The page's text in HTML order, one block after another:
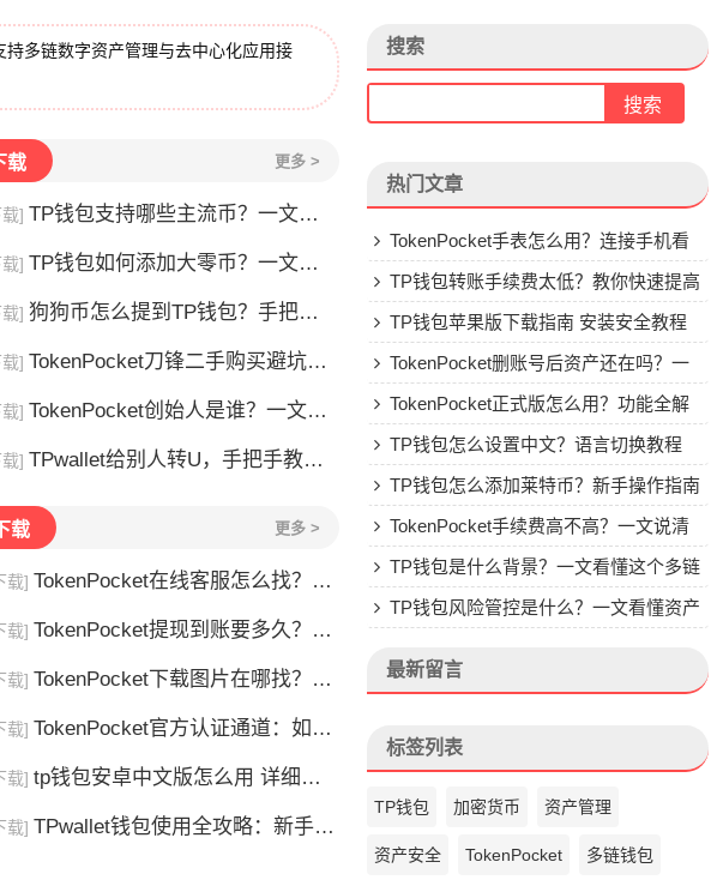
多链数字资产管理与去中心化应用接
载 更多 >
] TP钱包支持哪些主流币？一文看懂
] TP钱包如何添加大零币？一文教你轻松操作
] 狗狗币怎么提到TP钱包？手把手教你安全转入
] TokenPocket刀锋二手购买避坑指南
] TokenPocket创始人是谁？一文了解李旭的加密钱包之路
] TPwallet给别人转U，手把手教你安全转账
载 更多 >
载] TokenPocket在线客服怎么找？人工客服快速接入攻略
载] TokenPocket提现到账要多久？别把钱包当银行，看完这篇就懂了
载] TokenPocket下载图片在哪找？官方渠道最靠谱
载] TokenPocket官方认证通道：如何找到真正的官方渠道
载] tp钱包安卓中文版怎么用 详细安装教程
载] TPwallet钱包使用全攻略：新手也能快速上手掌握
搜索
热门文章
TokenPocket手表怎么用？连接手机看
行情教程
TP钱包转账手续费太低？教你快速提高
Gas费
TP钱包苹果版下载指南 安装安全教程
TokenPocket删账号后资产还在吗？一
文讲清楚
TokenPocket正式版怎么用？功能全解
析与安全使用指南
TP钱包怎么设置中文？语言切换教程
TP钱包怎么添加莱特币？新手操作指南
TokenPocket手续费高不高？一文说清
楚TP钱包是什么背景？一文看懂这个多链
钱包的来头
TP钱包风险管控是什么？一文看懂资产
最新留言
标签列表
TP钱包 加密货币 资产管理
资产安全 TokenPocket 多链钱包